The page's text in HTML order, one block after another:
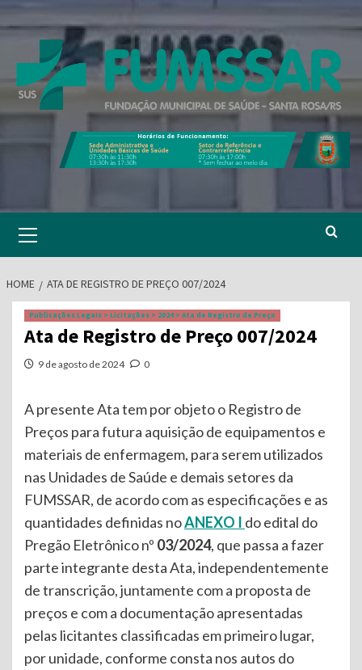
to
Menu
HOME ATA DE REGISTRO DE PREÇO 007/2024
Publicações Legais > Licitações > 2024 > Ata de Registro de Preço
Ata de Registro de Preço 007/2024
9 de agosto de 2024 0
A presente Ata tem por objeto o Registro de
Preços para futura aquisição de equipamentos e
materiais de enfermagem, para serem utilizados
nas Unidades de Saúde e demais setores da
FUMSSAR, de acordo com as especificações e as
quantidades definidas noANEXO I do edital do
Pregão Eletrônico nº 03/2024, que passa a fazer
parte integrante desta Ata, independentemente
de transcrição, juntamente com a proposta de
preços e com a documentação apresentadas
pelas licitantes classificadas em primeiro lugar,
por unidade, conforme consta nos autos do